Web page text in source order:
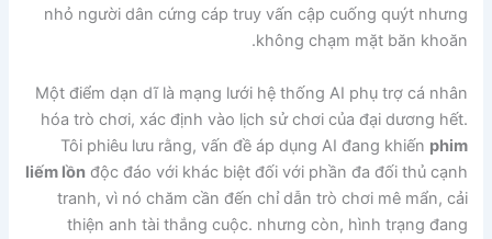
nhỏ người dân cứng cáp truy vấn cập cuống quýt nhưng
không chạm mặt băn khoăn.
Một điểm dạn dĩ là mạng lưới hệ thống AI phụ trợ cá nhân
hóa trò chơi, xác định vào lịch sử chơi của đại dương hết.
Tôi phiêu lưu rằng, vấn đề áp dụng AI đang khiến phim
liếm lồnđộc đáo với khác biệt đối với phần đa đối thủ cạnh
tranh, vì nó chăm cần đến chỉ dẫn trò chơi mê mẩn, cải
thiện anh tài thắng cuộc. nhưng còn, hình trạng đang